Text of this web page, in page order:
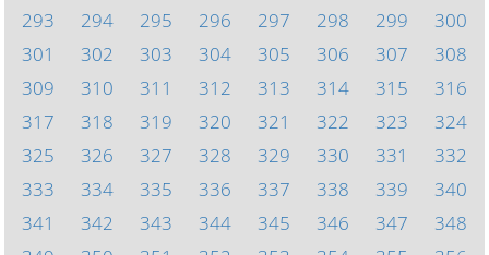
293
294 295 296 297 298 299
300
301
302 303 304 305 306 307
308
309
310 311 312 313 314 315
316
317
318 319 320 321 322 323
324
325
326 327 328 329 330 331
332
333
334 335 336 337 338 339
340
341
342 343 344 345 346 347
348